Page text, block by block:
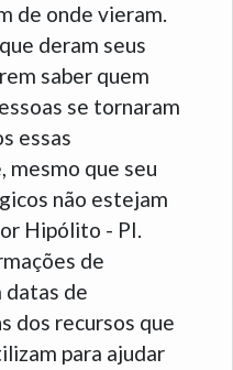
de onde vieram.
deram seus
saber quem
se tornaram
essas
mesmo que seu
não estejam
Hipólito - PI.
de
datas de
dos recursos que
para ajudar